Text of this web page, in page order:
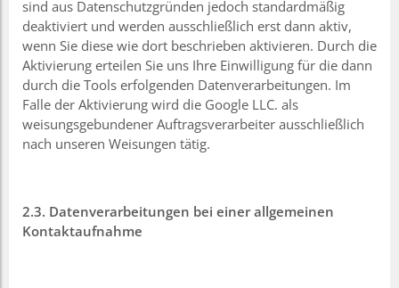
sind aus Datenschutzgründen jedoch standardmäßig
deaktiviert und werden ausschließlich erst dann aktiv,
wenn Sie diese wie dort beschrieben aktivieren. Durch die
Aktivierung erteilen Sie uns Ihre Einwilligung für die dann
durch die Tools erfolgenden Datenverarbeitungen. Im
Falle der Aktivierung wird die Google LLC. als
weisungsgebundener Auftragsverarbeiter ausschließlich
nach unseren Weisungen tätig.
2.3. Datenverarbeitungen bei einer allgemeinen
Kontaktaufnahme